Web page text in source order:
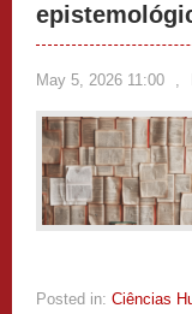
May 5, 2026 11:00 ,
Posted in: Ciências